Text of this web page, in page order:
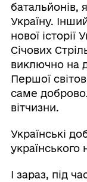
батальйонів,
Україну.
нової історії
Січових
виключно на
Першої
саме
вітчизни.
Українські
українського
І зараз, під